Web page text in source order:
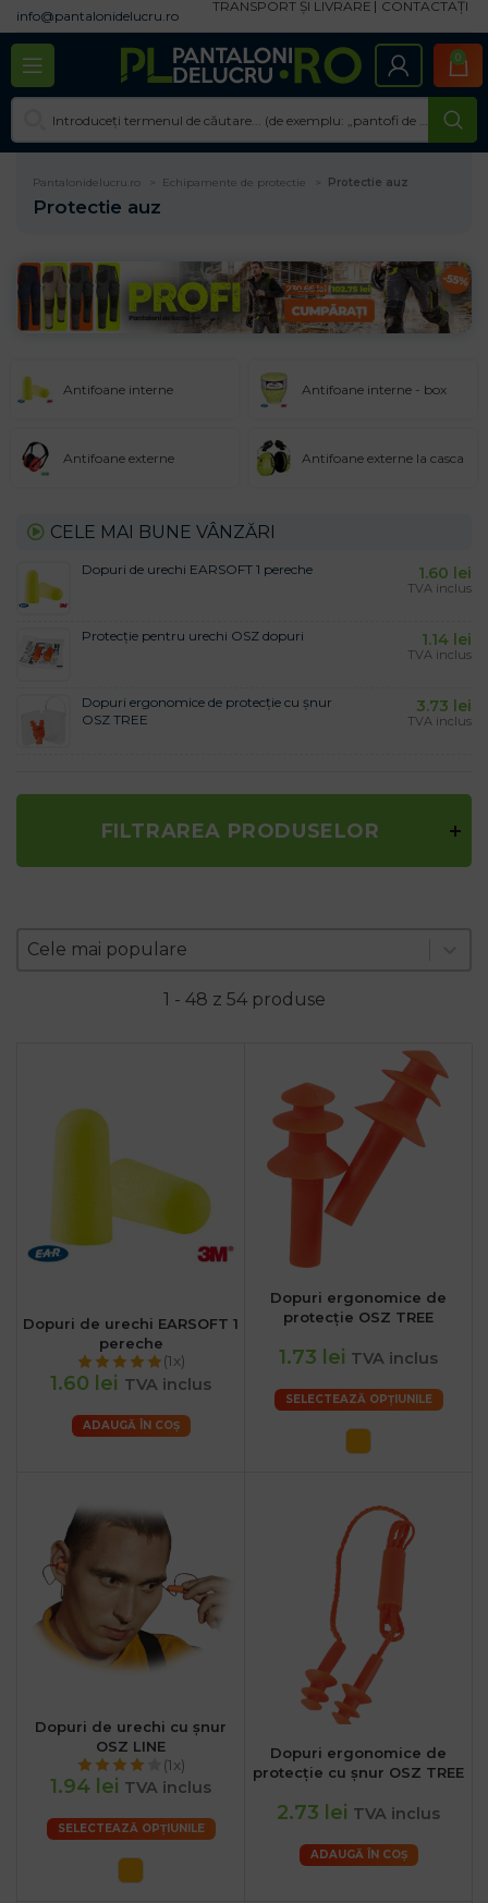
info@pantalonidelucru.ro
TRANSPORT ȘI LIVRARE CONTACTAȚI
0
Pantalonidelucru.ro Echipamente de protectie Protectie auz
Protectie auz
Antifoane interne Antifoane interne - box
Antifoane externe Antifoane externe la casca
CELE MAI BUNE VÂNZĂRI
Dopuri de urechi EARSOFT 1 pereche 1.60 lei
TVA inclus
Protecție pentru urechi OSZ dopuri 1.14 lei
TVA inclus
Dopuri ergonomice de protecție cu șnur
OSZ TREE
3.73 lei
TVA inclus
FILTRAREA PRODUSELOR
Zoradenie produktov
Sort content
Cele mai populare
Sort content
1 - 48 z 54 produse
Dopuri de urechi EARSOFT 1
pereche
(1x)
1.60 lei TVA inclus
ADAUGĂ ÎN COȘ
Dopuri ergonomice de
protecție OSZ TREE
1.73 lei TVA inclus
SELECTEAZĂ OPȚIUNILE
Dopuri de urechi cu șnur
OSZ LINE
(1x)
1.94 lei TVA inclus
SELECTEAZĂ OPȚIUNILE
Dopuri ergonomice de
protecție cu șnur OSZ TREE
2.73 lei TVA inclus
ADAUGĂ ÎN COȘ